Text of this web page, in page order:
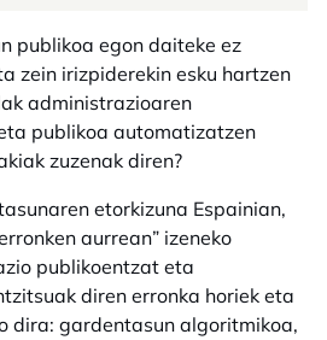
publikoa egon daiteke ez
zein irizpiderekin esku hartzen
administrazioaren
publikoa automatizatzen
zuzenak diren?
etorkizuna Espainian,
aurrean” izeneko
publikoentzat eta
diren erronka horiek eta
dira: gardentasun algoritmikoa,